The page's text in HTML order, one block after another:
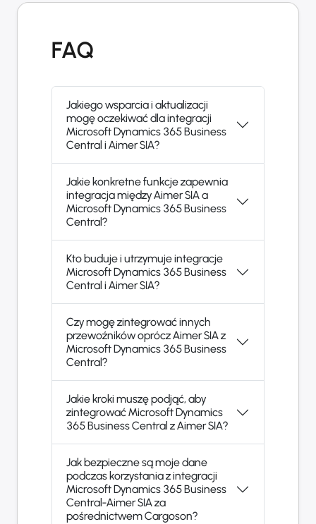
FAQ
Jakiego wsparcia i aktualizacji
mogę oczekiwać dla integracji
Microsoft Dynamics 365 Business
Central i Aimer SIA?
Jakie konkretne funkcje zapewnia
integracja między Aimer SIA a
Microsoft Dynamics 365 Business
Central?
Kto buduje i utrzymuje integracje
Microsoft Dynamics 365 Business
Central i Aimer SIA?
Czy mogę zintegrować innych
przewoźników oprócz Aimer SIA z
Microsoft Dynamics 365 Business
Central?
Jakie kroki muszę podjąć, aby
zintegrować Microsoft Dynamics
365 Business Central z Aimer SIA?
Jak bezpieczne są moje dane
podczas korzystania z integracji
Microsoft Dynamics 365 Business
Central-Aimer SIA za
pośrednictwem Cargoson?